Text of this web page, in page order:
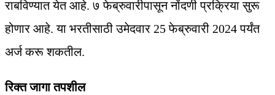
राबविण्यात येत आहे. ७ फेब्रुवारीपासून नोंदणी प्रक्रिया सुरू
होणार आहे. या भरतीसाठी उमेदवार 25 फेब्रुवारी 2024 पर्यंत
अर्ज करू शकतील.
रिक्त जागा तपशील